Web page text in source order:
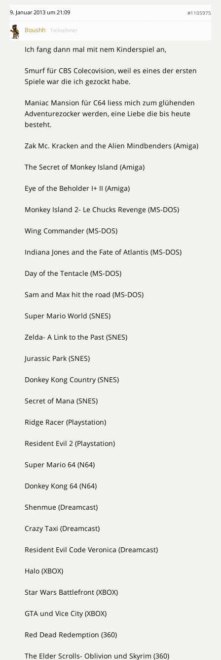
9. Januar 2013 um 21:09 #1105975
Boushh Teilnehmer
Ich fang dann mal mit nem Kinderspiel an,
Smurf für CBS Colecovision, weil es eines der ersten
Spiele war die ich gezockt habe.
Maniac Mansion für C64 liess mich zum glühenden
Adventurezocker werden, eine Liebe die bis heute
besteht.
Zak Mc. Kracken and the Alien Mindbenders (Amiga)
The Secret of Monkey Island (Amiga)
Eye of the Beholder I+ II (Amiga)
Monkey Island 2- Le Chucks Revenge (MS-DOS)
Wing Commander (MS-DOS)
Indiana Jones and the Fate of Atlantis (MS-DOS)
Day of the Tentacle (MS-DOS)
Sam and Max hit the road (MS-DOS)
Super Mario World (SNES)
Zelda- A Link to the Past (SNES)
Jurassic Park (SNES)
Donkey Kong Country (SNES)
Secret of Mana (SNES)
Ridge Racer (Playstation)
Resident Evil 2 (Playstation)
Super Mario 64 (N64)
Donkey Kong 64 (N64)
Shenmue (Dreamcast)
Crazy Taxi (Dreamcast)
Resident Evil Code Veronica (Dreamcast)
Halo (XBOX)
Star Wars Battlefront (XBOX)
GTA und Vice City (XBOX)
Red Dead Redemption (360)
The Elder Scrolls- Oblivion und Skyrim (360)